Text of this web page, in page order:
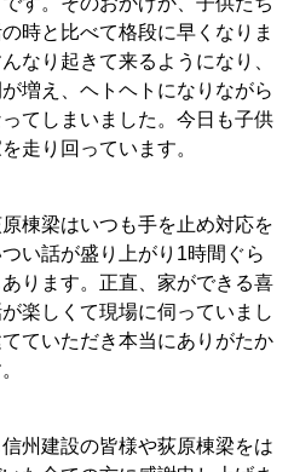
時と比べて格段に早くなりま
なり起きて来るようになり、
増え、ヘトヘトになりながら
てしまいました。今日も子供
走り回っています。
棟梁はいつも手を止め対応を
い話が盛り上がり1時間ぐら
ります。正直、家ができる喜
楽しくて現場に伺っていまし
ていただき本当にありがたか
州建設の皆様や荻原棟梁をは